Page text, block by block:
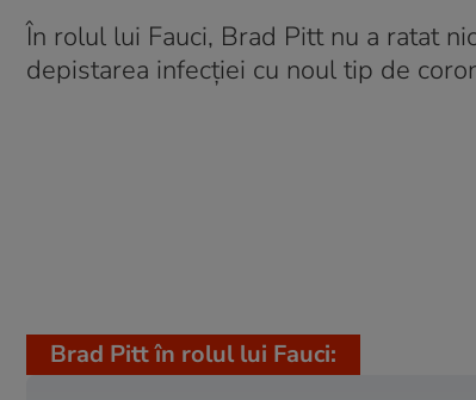
În rolul lui Fauci, Brad Pitt nu a ratat
depistarea infecției cu noul tip de
Brad Pitt în rolul lui Fauci: